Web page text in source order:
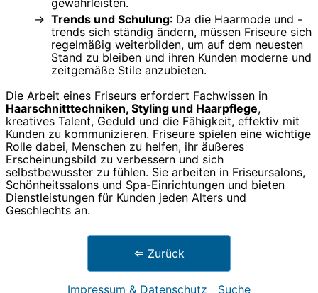
gewährleisten.
Trends und Schulung: Da die Haarmode und -
trends sich ständig ändern, müssen Friseure sich
regelmäßig weiterbilden, um auf dem neuesten
Stand zu bleiben und ihren Kunden moderne und
zeitgemäße Stile anzubieten.
Die Arbeit eines Friseurs erfordert Fachwissen in
Haarschnitttechniken, Styling und Haarpflege,
kreatives Talent, Geduld und die Fähigkeit, effektiv mit
Kunden zu kommunizieren. Friseure spielen eine wichtige
Rolle dabei, Menschen zu helfen, ihr äußeres
Erscheinungsbild zu verbessern und sich
selbstbewusster zu fühlen. Sie arbeiten in Friseursalons,
Schönheitssalons und Spa-Einrichtungen und bieten
Dienstleistungen für Kunden jeden Alters und
Geschlechts an.
⇐ Zurück
Impressum & Datenschutz Suche